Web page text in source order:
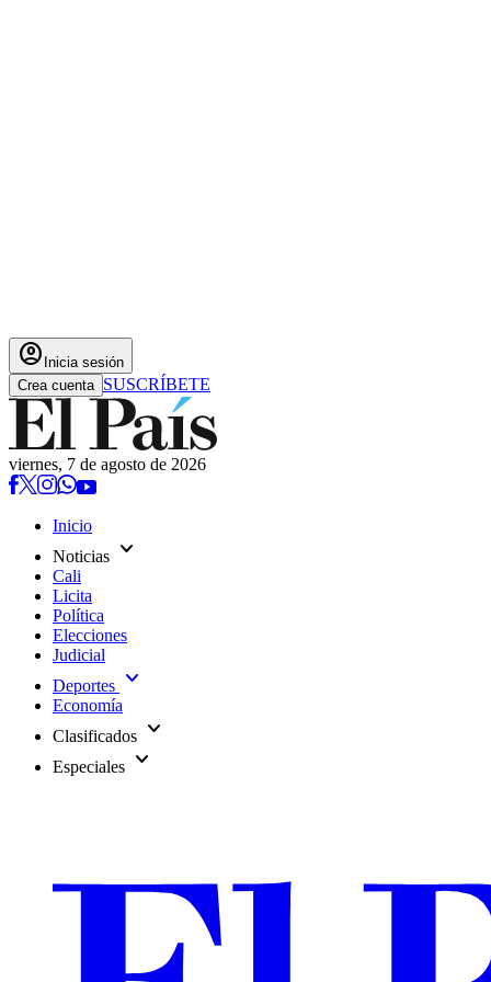
account_circle Inicia sesión
Crea cuenta SUSCRÍBETE
viernes, 7 de agosto de 2026
Inicio
Noticias expand_more
Cali
Licita
Política
Elecciones
Judicial
Deportes expand_more
Economía
Clasificados expand_more
Especiales expand_more